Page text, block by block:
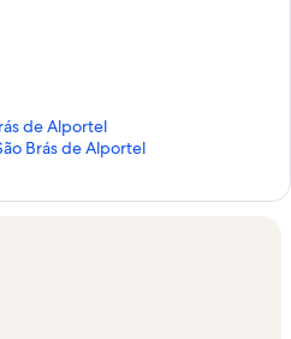
de Alportel
Brás de Alportel